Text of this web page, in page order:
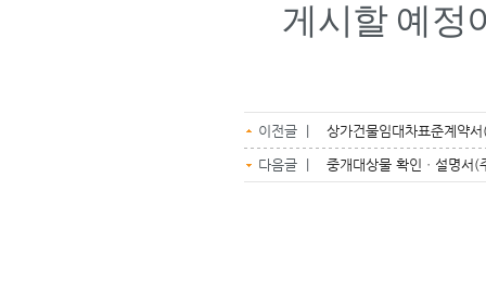
게시할 예정
이전글 | 상가건물임대차표준계약
다음글 | 중개대상물 확인ㆍ설명서